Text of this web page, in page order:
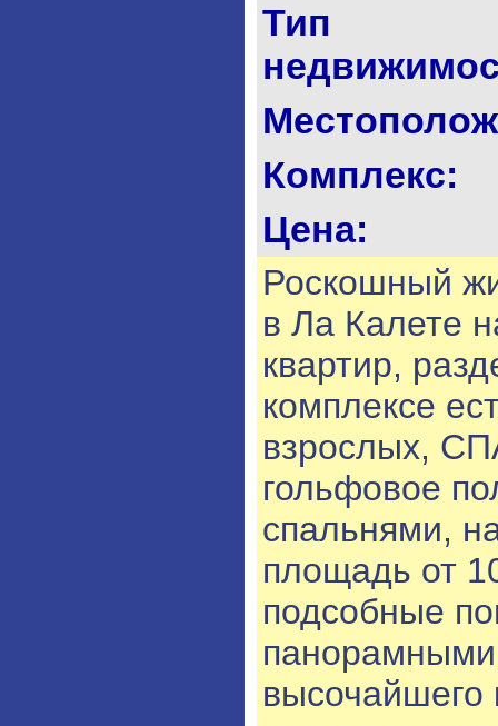
Тип
Комплекс:
Цена:
Роскошный
в Ла Калете
квартир,
комплексе
взрослых,
гольфовое
спальнями,
площадь от
подсобные
высочайшего